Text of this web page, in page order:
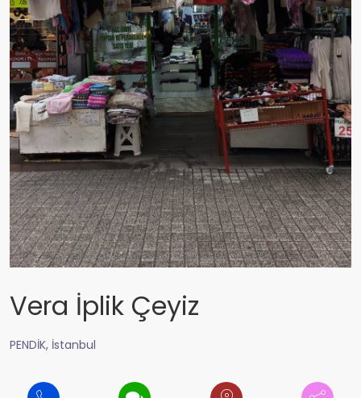
Vera İplik Çeyiz
PENDİK, İstanbul